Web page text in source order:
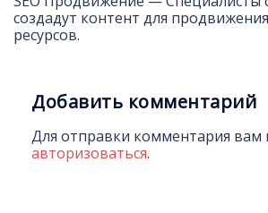
создадут контент для
ресурсов.
Добавить комментарий
Для отправки комментария вам
авторизоваться.